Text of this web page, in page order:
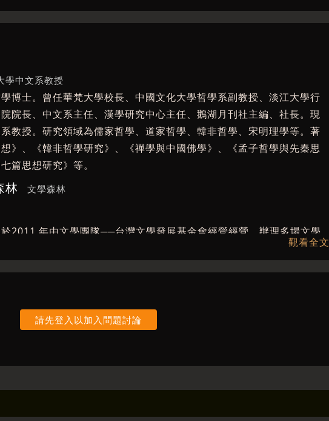
學中文系教授
博士。曾任華梵大學校長、中國文化大學哲學系副教授、淡江大學行
院長、中文系主任、漢學研究中心主任、鵝湖月刊社主編、社長。現
教授。研究領域為儒家哲學、道家哲學、韓非哲學、宋明理學等。著
》、《韓非哲學研究》、《禪學與中國佛學》、《孟子哲學與先秦思
篇思想研究》等。
林 文學森林
2011 年由文學團隊──台灣文學發展基金會經營經營，辦理多場文學
動，帶領讀者閱讀文學以及閱讀經典，像是至今已辦理九年的【我們的
聲音，轉換成令讀者繚繞於心的旋律與印記。
觀看全文
請先登入以加入問題討論